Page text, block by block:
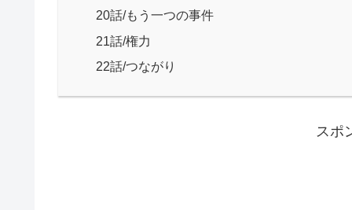
20話/もう一つの事件
21話/権力
22話/つながり
スポ